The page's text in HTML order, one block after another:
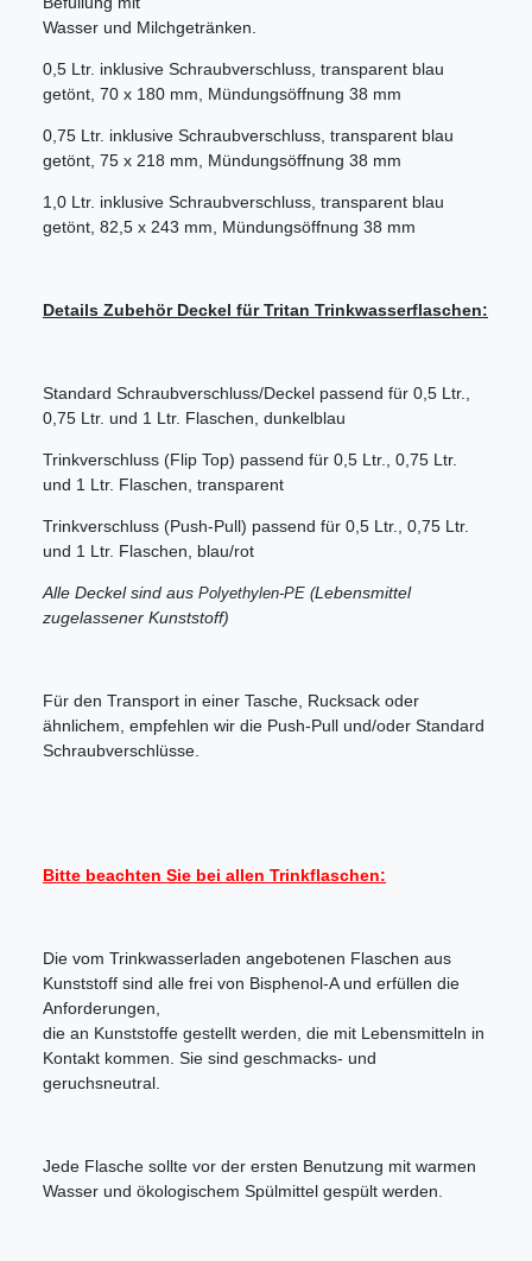
Wasser und Milchgetränken.
0,5 Ltr. inklusive Schraubverschluss, transparent blau
getönt, 70 x 180 mm, Mündungsöffnung 38 mm
0,75 Ltr. inklusive Schraubverschluss, transparent blau
getönt, 75 x 218 mm, Mündungsöffnung 38 mm
1,0 Ltr. inklusive Schraubverschluss, transparent blau
getönt, 82,5 x 243 mm, Mündungsöffnung 38 mm
Details Zubehör Deckel für Tritan Trinkwasserflaschen:
Standard Schraubverschluss/Deckel passend für 0,5 Ltr.,
0,75 Ltr. und 1 Ltr. Flaschen, dunkelblau
Trinkverschluss (Flip Top) passend für 0,5 Ltr., 0,75 Ltr.
und 1 Ltr. Flaschen, transparent
Trinkverschluss (Push-Pull) passend für 0,5 Ltr., 0,75 Ltr.
und 1 Ltr. Flaschen, blau/rot
Alle Deckel sind aus Polyethylen-PE (Lebensmittel
zugelassener Kunststoff)
Für den Transport in einer Tasche, Rucksack oder
ähnlichem, empfehlen wir die Push-Pull und/oder Standard
Schraubverschlüsse.
Bitte beachten Sie bei allen Trinkflaschen:
Die vom Trinkwasserladen angebotenen Flaschen aus
Kunststoff sind alle frei von Bisphenol-A und erfüllen die
Anforderungen,
die an Kunststoffe gestellt werden, die mit Lebensmitteln in
Kontakt kommen. Sie sind geschmacks- und
geruchsneutral.
Jede Flasche sollte vor der ersten Benutzung mit warmen
Wasser und ökologischem Spülmittel gespült werden.